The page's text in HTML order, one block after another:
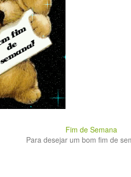
Fim de Semana
Para desejar um bom fim de